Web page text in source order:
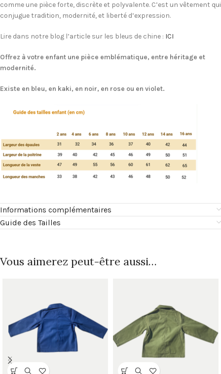
comme une pièce forte, discrète et polyvalente. C’est un vêtement qui
conjugue tradition, modernité, et liberté d’expression.
Lire dans notre blog l’article sur les bleus de chine : ICI
Offrez à votre enfant une pièce emblématique, entre héritage et
modernité.
Existe en bleu, en kaki, en noir, en rose ou en violet.
Informations complémentaires
Guide des Tailles
Vous aimerez peut-être aussi…